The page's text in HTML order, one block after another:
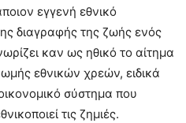
εγγενή εθνικό
διαγραφής της ζωής ενός
καν ως ηθικό το αίτημα
εθνικών χρεών, ειδικά
σύστημα που
τις ζημιές.